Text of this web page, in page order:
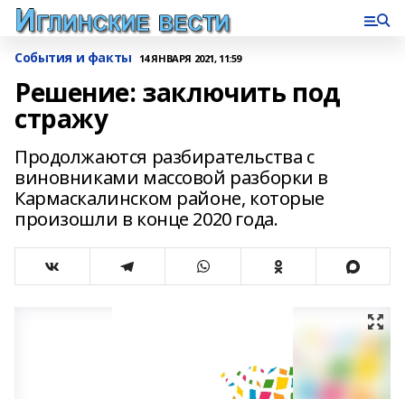
События и факты 14 ЯНВАРЯ 2021, 11:59
Решение: заключить под
стражу
Продолжаются разбирательства с
виновниками массовой разборки в
Кармаскалинском районе, которые
произошли в конце 2020 года.